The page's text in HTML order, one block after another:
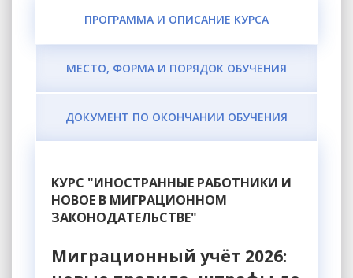
ПРОГРАММА И ОПИСАНИЕ КУРСА
МЕСТО, ФОРМА И ПОРЯДОК ОБУЧЕНИЯ
ДОКУМЕНТ ПО ОКОНЧАНИИ ОБУЧЕНИЯ
КУРС "ИНОСТРАННЫЕ РАБОТНИКИ И
НОВОЕ В МИГРАЦИОННОМ
ЗАКОНОДАТЕЛЬСТВЕ"
Миграционный учёт 2026: